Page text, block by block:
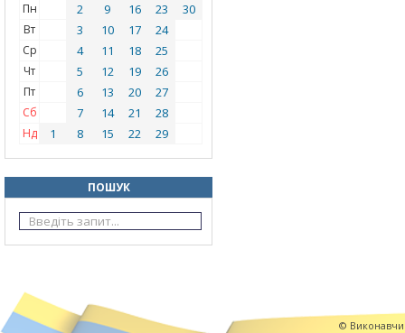
Пн 2 9 16 23 30
Вт 3 10 17 24
Ср 4 11 18 25
Чт 5 12 19 26
Пт 6 13 20 27
Сб 7 14 21 28
Нд 1 8 15 22 29
ПОШУК
©